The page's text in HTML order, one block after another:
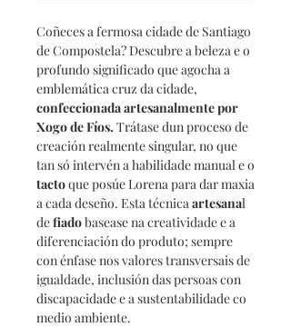
Coñeces a fermosa cidade de Santiago
de Compostela? Descubre a beleza e o
profundo significado que agocha a
emblemática cruz da cidade,
confeccionada artesanalmente por
Xogo de Fíos. Trátase dun proceso de
creación realmente singular, no que
tan só intervén a habilidade manual e o
tactoque posúe Lorena para dar maxia
a cada deseño. Esta técnicaartesanal
defiadobasease na creatividade e a
diferenciación do produto; sempre
con énfase nos valores transversais de
igualdade, inclusión das persoas con
discapacidade e a sustentabilidade co
medio ambiente.